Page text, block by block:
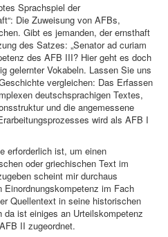
Sprachspiel der
Die Zuweisung von AFBs,
Gibt es jemanden, der ernsthaft
des Satzes: „Senator ad curiam
des AFB III? Hier geht es doch
gelernter Vokabeln. Lassen Sie uns
vergleichen: Das Erfassen
deutschsprachigen Textes,
und die angemessene
wird als AFB I
erforderlich ist, um einen
oder griechischen Text im
scheint mir durchaus
im Fach
Quellentext in seine historischen
da ist einiges an Urteilskompetenz
II zugeordnet.